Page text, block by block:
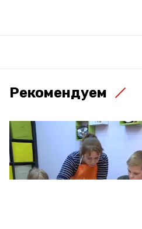
Рекомендуем